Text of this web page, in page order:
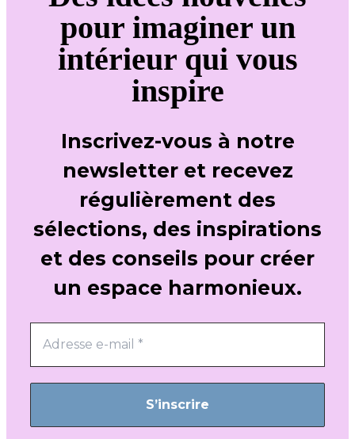
pour imaginer un
intérieur qui vous
inspire
Inscrivez-vous à notre
newsletter et recevez
régulièrement des
sélections, des inspirations
et des conseils pour créer
un espace harmonieux.